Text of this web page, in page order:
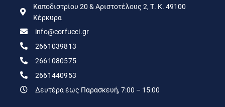
Καποδιστρίου 20 & Αριστοτέλους 2, Τ. Κ. 49100
Κέρκυρα
info@corfucci.gr
2661039813
2661080575
2661440953
Δευτέρα έως Παρασκευή, 7:00 – 15:00